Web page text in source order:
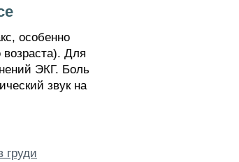
особенно
Для
ЭКГ. Боль
звук на
груди